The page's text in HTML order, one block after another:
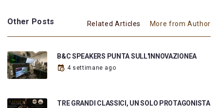
Other Posts Related Articles More from Author
B&C SPEAKERS PUNTA SULL'INNOVAZIONEA
4 settimane ago
TRE GRANDI CLASSICI, UN SOLO PROTAGONISTA